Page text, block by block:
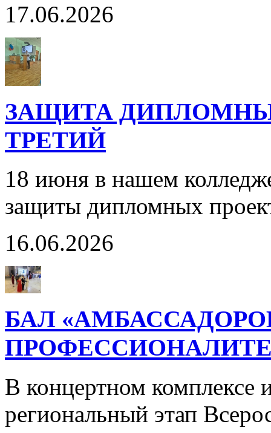
17.06.2026
ЗАЩИТА
ТРЕТИЙ
18 июня в нашем
защиты дипломных
16.06.2026
БАЛ
В концертном комплексе
региональный этап